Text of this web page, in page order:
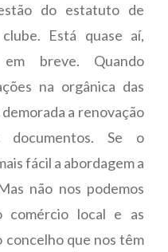
do estatuto de
Está quase aí,
em breve. Quando
na orgânica das
a renovação
Se o
fácil a abordagem a
não nos podemos
comércio local e as
que nos têm